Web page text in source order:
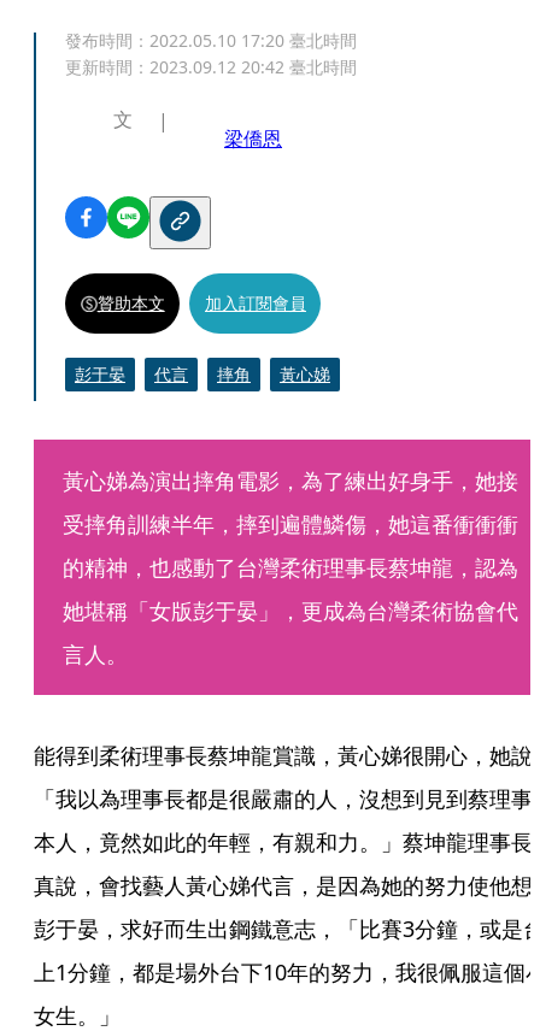
發布時間： 2022.05.10 17:20 臺北時間
更新時間： 2023.09.12 20:42 臺北時間
文
梁僑恩
贊助本文 加入訂閱會員
彭于晏 代言 摔角 黃心娣
黃心娣為演出摔角電影，為了練出好身手，她接
受摔角訓練半年，摔到遍體鱗傷，她這番衝衝衝
的精神，也感動了台灣柔術理事長蔡坤龍，認為
她堪稱「女版彭于晏」，更成為台灣柔術協會代
言人。
能得到柔術理事長蔡坤龍賞識，黃心娣很開心，她說
「我以為理事長都是很嚴肅的人，沒想到見到蔡理事
本人，竟然如此的年輕，有親和力。」蔡坤龍理事長
真說，會找藝人黃心娣代言，是因為她的努力使他想
彭于晏，求好而生出鋼鐵意志，「比賽3分鐘，或是
上1分鐘，都是場外台下10年的努力，我很佩服這個
女生。」